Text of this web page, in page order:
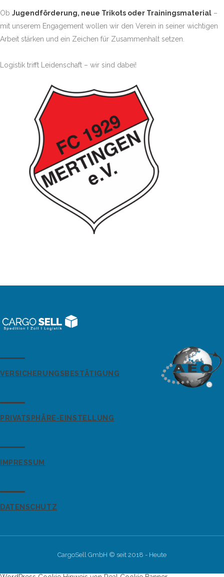
Ob Jugendförderung, neue Trikots oder Trainingsmaterial –
mit unserem Engagement wollen wir den Verein in seiner wichtigen
Arbeit stärken und ein Zeichen für Zusammenhalt setzen.
Logistik trifft Leidenschaft – wir sind dabei!
VERSICHERUNGSBESTÄTIGUNG
PRIVATSPHÄRE-EINSTELLUNG
IMPRESSUM
DATENSCHUTZ
CargoSell GmbH © seit 2018 - Heute